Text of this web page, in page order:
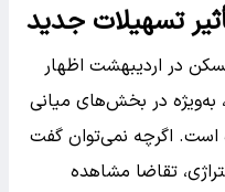
تسهیلات جدید
در اردیبهشت اظهار
بین ۵۰ تا ۶۰ متر، به‌ویژه در بخش‌های میانی
است. اگرچه نمی‌توان گفت
تقاضا مشاهده